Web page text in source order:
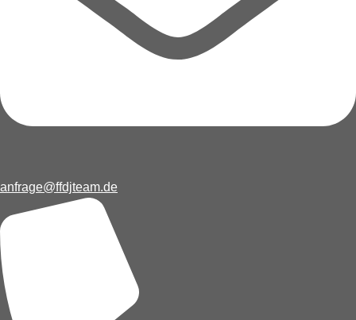
anfrage@ffdjteam.de